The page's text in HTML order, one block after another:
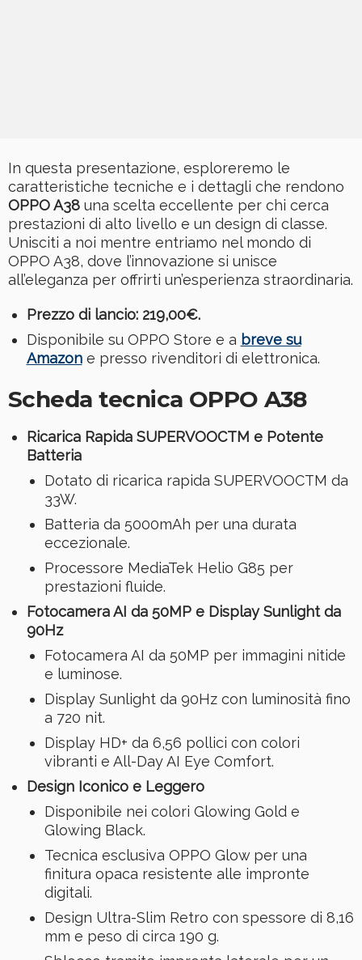
In questa presentazione, esploreremo le
caratteristiche tecniche e i dettagli che rendono
OPPO A38 una scelta eccellente per chi cerca
prestazioni di alto livello e un design di classe.
Unisciti a noi mentre entriamo nel mondo di
OPPO A38, dove l’innovazione si unisce
all’eleganza per offrirti un’esperienza straordinaria.
Prezzo di lancio: 219,00€.
Disponibile su OPPO Store e a breve su
Amazone presso rivenditori di elettronica.
Scheda tecnica OPPO A38
Ricarica Rapida SUPERVOOCTM e Potente
Batteria
Dotato di ricarica rapida SUPERVOOCTM da
33W.
Batteria da 5000mAh per una durata
eccezionale.
Processore MediaTek Helio G85 per
prestazioni fluide.
Fotocamera AI da 50MP e Display Sunlight da
90Hz
Fotocamera AI da 50MP per immagini nitide
e luminose.
Display Sunlight da 90Hz con luminosità fino
a 720 nit.
Display HD+ da 6,56 pollici con colori
vibranti e All-Day AI Eye Comfort.
Design Iconico e Leggero
Disponibile nei colori Glowing Gold e
Glowing Black.
Tecnica esclusiva OPPO Glow per una
finitura opaca resistente alle impronte
digitali.
Design Ultra-Slim Retro con spessore di 8,16
mm e peso di circa 190 g.